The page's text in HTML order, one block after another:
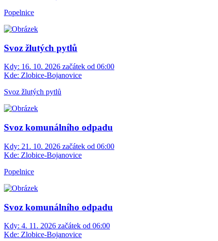
Popelnice
Svoz žlutých pytlů
Kdy: 16. 10. 2026 začátek od 06:00
Kde: Zlobice-Bojanovice
Svoz žlutých pytlů
Svoz komunálního odpadu
Kdy: 21. 10. 2026 začátek od 06:00
Kde: Zlobice-Bojanovice
Popelnice
Svoz komunálního odpadu
Kdy: 4. 11. 2026 začátek od 06:00
Kde: Zlobice-Bojanovice